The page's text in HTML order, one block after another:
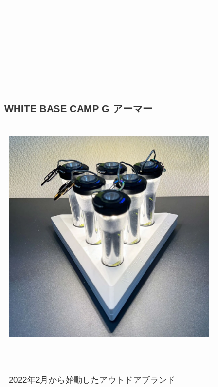
WHITE BASE CAMP G アーマー
2022年2月から始動したアウトドアブランド